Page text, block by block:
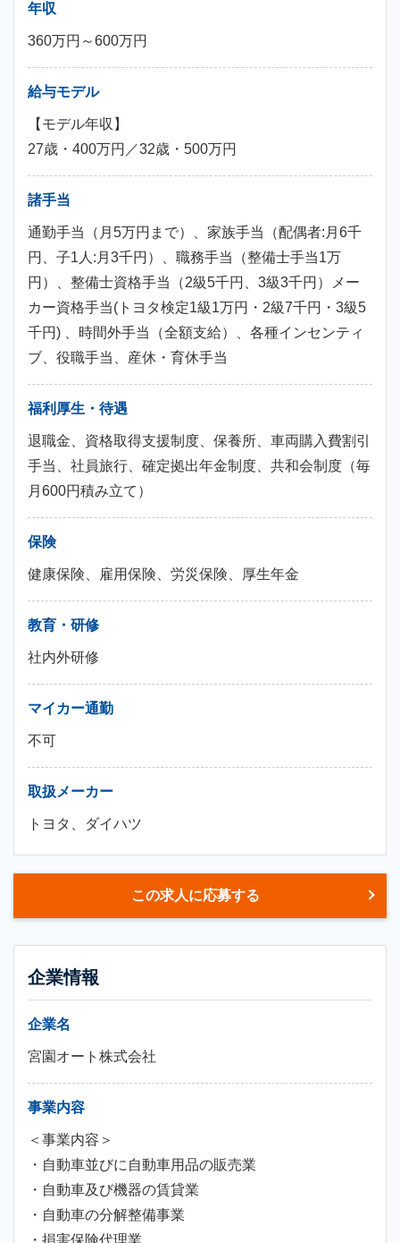
年収
360万円～600万円
給与モデル
【モデル年収】
27歳・400万円／32歳・500万円
諸手当
通勤手当（月5万円まで）、家族手当（配偶者:月6千
円、子1人:月3千円）、職務手当（整備士手当1万
円）、整備士資格手当（2級5千円、3級3千円）メー
カー資格手当(トヨタ検定1級1万円・2級7千円・3級5
千円) 、時間外手当（全額支給）、各種インセンティ
ブ、役職手当、産休・育休手当
福利厚生・待遇
退職金、資格取得支援制度、保養所、車両購入費割引
手当、社員旅行、確定拠出年金制度、共和会制度（毎
月600円積み立て）
保険
健康保険、雇用保険、労災保険、厚生年金
教育・研修
社内外研修
マイカー通勤
不可
取扱メーカー
トヨタ、ダイハツ
この求人に応募する
企業情報
企業名
宮園オート株式会社
事業内容
＜事業内容＞
・自動車並びに自動車用品の販売業
・自動車及び機器の賃貸業
・自動車の分解整備事業
・損害保険代理業